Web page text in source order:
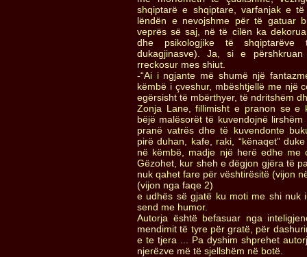
shqiptarë e shqiptare, varfanjak e
lëndën e nevojshme për të gatuar
veprës së saj, në të cilën ka
dhe psikologjike të shqiptarëve
dukagjinasve). Ja, si e
rreckosur mes shiut.
-“Ai i ngjante më shumë një
këmbë i çveshur, mbështjellë me një
egërsisht të mbërthyer, të ndritshëm
Zonja Lane, fillimisht e pranon se e
bëjë malësorët të kuvendojnë
pranë vatrës dhe të kuvendonte
pirë duhan, kafe, raki, “kënaqet”
në këmbë, madje një herë edhe me
Gëzohet, kur sheh e dëgjon gjëra të
nuk qahet fare për vështirësitë (vijon
(vijon nga faqe 2)
e udhës së gjatë ku moti me shi nuk
send me humor.
Autorja është befasuar nga
mendimit të tyre për gratë, për
e te tjera ... Pa dyshim shprehet
njerëzve më të sjellshëm në botë.